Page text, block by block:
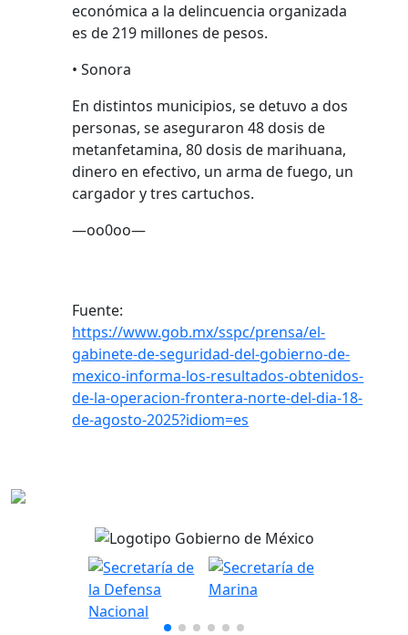
económica a la delincuencia organizada
es de 219 millones de pesos.
• Sonora
En distintos municipios, se detuvo a dos
personas, se aseguraron 48 dosis de
metanfetamina, 80 dosis de marihuana,
dinero en efectivo, un arma de fuego, un
cargador y tres cartuchos.
—oo0oo—
Fuente:
https://www.gob.mx/sspc/prensa/el-
gabinete-de-seguridad-del-gobierno-de-
mexico-informa-los-resultados-obtenidos-
de-la-operacion-frontera-norte-del-dia-18-
de-agosto-2025?idiom=es